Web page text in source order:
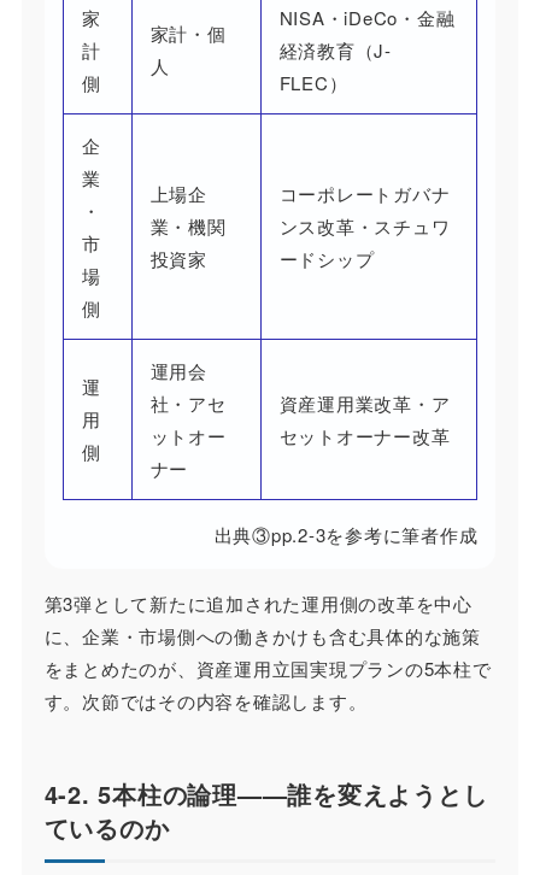
家
計
側
家計・個
人
NISA・iDeCo・金融
経済教育（J-
FLEC）
企
業
・
市
場
側
上場企
業・機関
投資家
コーポレートガバナ
ンス改革・スチュワ
ードシップ
運
用
側
運用会
社・アセ
ットオー
ナー
資産運用業改革・ア
セットオーナー改革
出典③pp.2-3を参考に筆者作成
第3弾として新たに追加された運用側の改革を中心
に、企業・市場側への働きかけも含む具体的な施策
をまとめたのが、資産運用立国実現プランの5本柱で
す。次節ではその内容を確認します。
4-2. 5本柱の論理——誰を変えようとし
ているのか